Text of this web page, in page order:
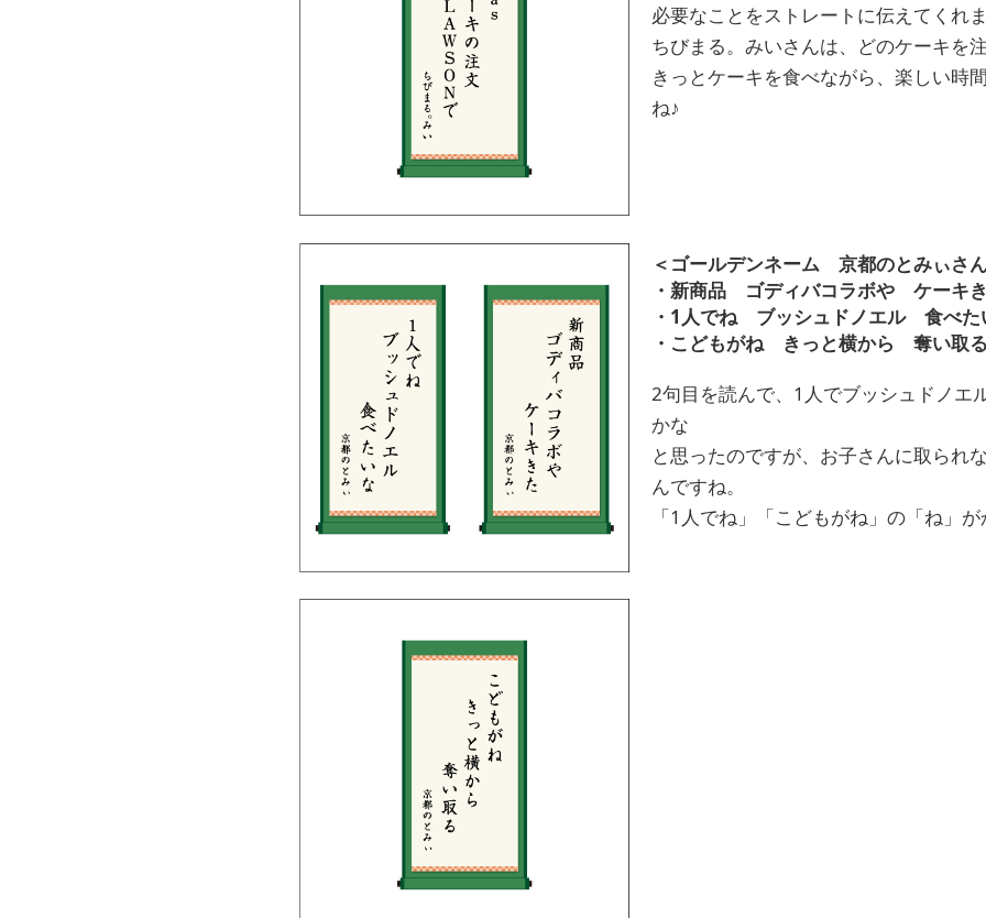
必要なことをストレートに伝えてくれま
ちびまる。みいさんは、どのケーキを
きっとケーキを食べながら、楽しい時
ね♪
＜ゴールデンネーム 京都のとみぃさ
・新商品 ゴディバコラボや ケーキ
・1人でね ブッシュドノエル 食べた
・こどもがね きっと横から 奪い取る
2句目を読んで、1人でブッシュドノエ
かな
と思ったのですが、お子さんに取られ
んですね。
「1人でね」「こどもがね」の「ね」が